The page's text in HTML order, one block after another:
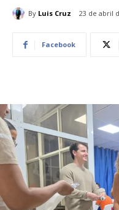
By Luis Cruz 23 de abril
Facebook